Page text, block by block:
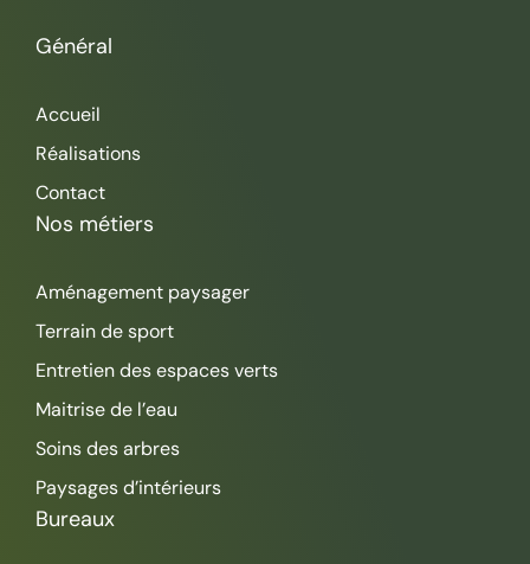
Général
Accueil
Réalisations
Contact
Nos métiers
Aménagement paysager
Terrain de sport
Entretien des espaces verts
Maitrise de l’eau
Soins des arbres
Paysages d’intérieurs
Bureaux